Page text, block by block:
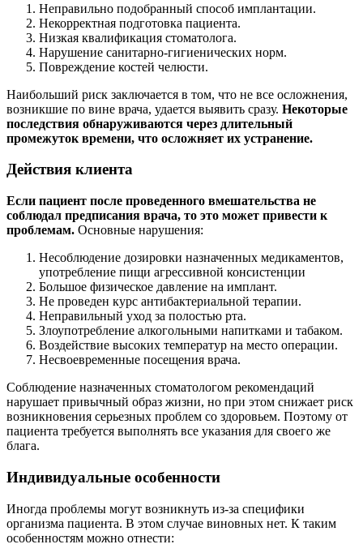
Неправильно подобранный способ имплантации.
Некорректная подготовка пациента.
Низкая квалификация стоматолога.
Нарушение санитарно-гигиенических норм.
Повреждение костей челюсти.
Наибольший риск заключается в том, что не все осложнения,
возникшие по вине врача, удается выявить сразу. Некоторые
последствия обнаруживаются через длительный
промежуток времени, что осложняет их устранение.
Действия клиента
Если пациент после проведенного вмешательства не
соблюдал предписания врача, то это может привести к
проблемам. Основные нарушения:
Несоблюдение дозировки назначенных медикаментов,
употребление пищи агрессивной консистенции
Большое физическое давление на имплант.
Не проведен курс антибактериальной терапии.
Неправильный уход за полостью рта.
Злоупотребление алкогольными напитками и табаком.
Воздействие высоких температур на место операции.
Несвоевременные посещения врача.
Соблюдение назначенных стоматологом рекомендаций
нарушает привычный образ жизни, но при этом снижает риск
возникновения серьезных проблем со здоровьем. Поэтому от
пациента требуется выполнять все указания для своего же
блага.
Индивидуальные особенности
Иногда проблемы могут возникнуть из-за специфики
организма пациента. В этом случае виновных нет. К таким
особенностям можно отнести: